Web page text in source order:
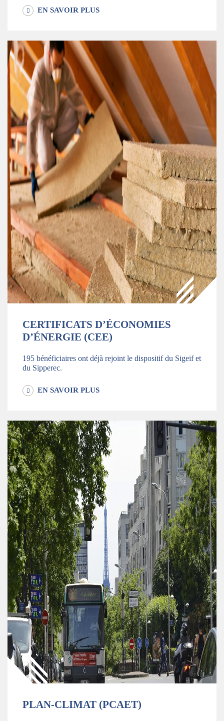
EN SAVOIR PLUS
CERTIFICATS D’ÉCONOMIES
D’ÉNERGIE (CEE)
195 bénéficiaires ont déjà rejoint le dispositif du Sigeif et
du Sipperec.
EN SAVOIR PLUS
PLAN-CLIMAT (PCAET)